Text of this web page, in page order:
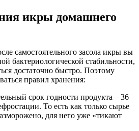
икры домашнего
самостоятельного засола икры вы
бактериологической стабильности,
достаточно быстро. Поэтому
правил хранения:
срок годности продукта – 36
То есть как только сырье
для него уже «тикают